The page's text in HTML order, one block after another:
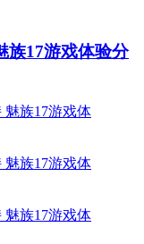
族17游戏体验分